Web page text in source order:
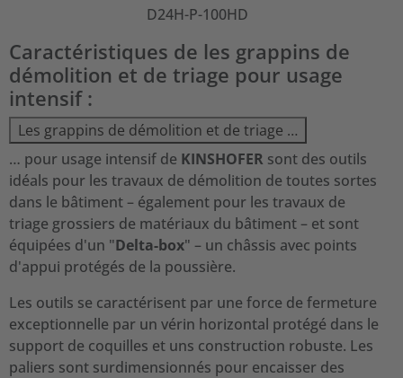
D24H-P-100HD
Caractéristiques de les grappins de
démolition et de triage pour usage
intensif :
Les grappins de démolition et de triage …
… pour usage intensif de KINSHOFER sont des outils
idéals pour les travaux de démolition de toutes sortes
dans le bâtiment – également pour les travaux de
triage grossiers de matériaux du bâtiment – et sont
équipées d'un "Delta-box" – un châssis avec points
d'appui protégés de la poussière.
Les outils se caractérisent par une force de fermeture
exceptionnelle par un vérin horizontal protégé dans le
support de coquilles et uns construction robuste. Les
paliers sont surdimensionnés pour encaisser des